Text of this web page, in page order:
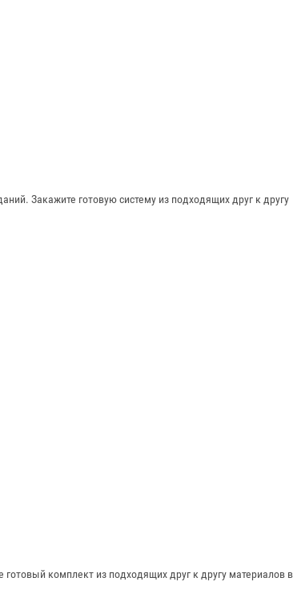
Закажите готовую систему из подходящих друг к другу
комплект из подходящих друг к другу материалов в